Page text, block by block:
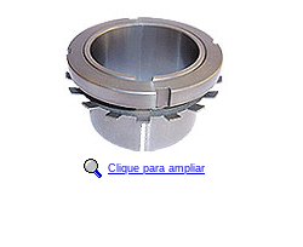
Clique para ampliar